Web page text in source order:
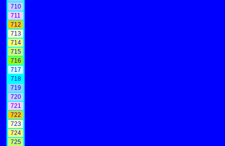
710
711
712
713
714
715
716
717
718
719
720
721
722
723
724
725